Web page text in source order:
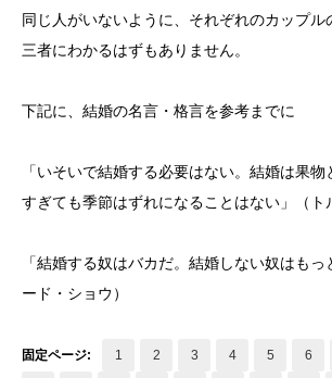
同じ人がいないように、それぞれのカップル
三者にわかるはずもありません。
下記に、結婚の名言・格言を参考までに
「いそいで結婚する必要はない。結婚は果
すぎても季節はずれになることはない」（ト
「結婚する奴はバカだ。結婚しない奴はも
ード・ショウ）
固定ページ: 1 2 3 4 5 6